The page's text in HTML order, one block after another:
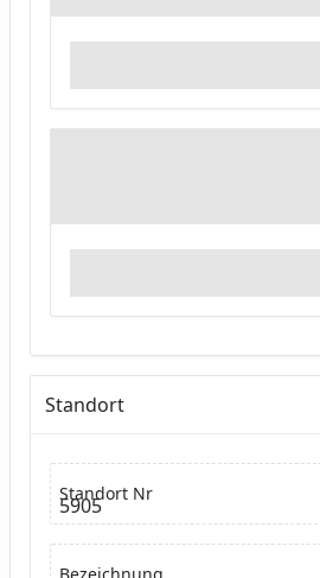
Standort
Standort Nr
5905